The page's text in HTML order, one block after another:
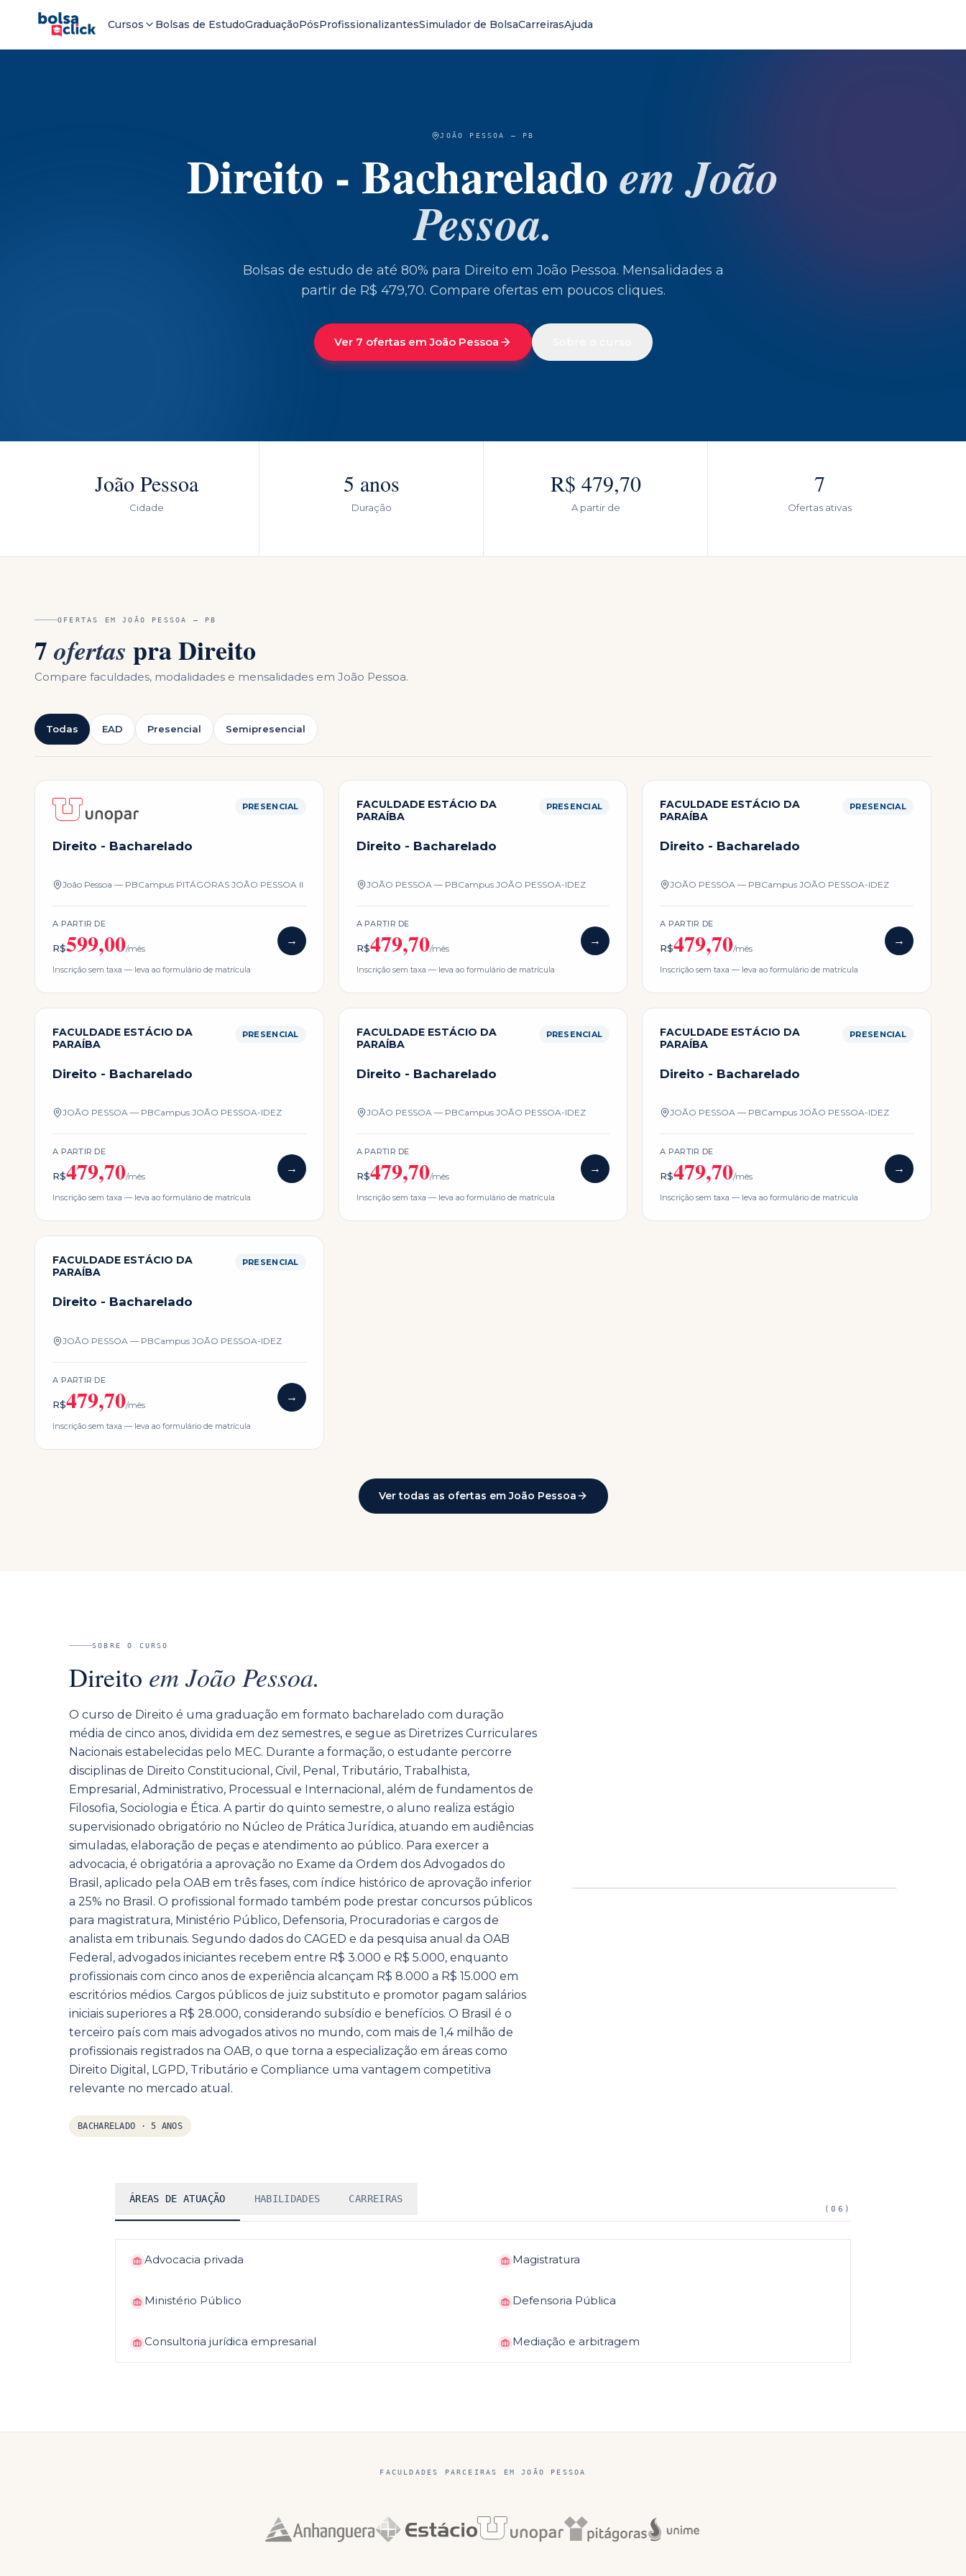
Cursos Bolsas de EstudoGraduaçãoPósProfissionalizantesSimulador de BolsaCarreirasAjuda
JOÃO PESSOA — PB
Direito - BachareladoemJoão
Pessoa.
Bolsas de estudo de até 80% para Direito em João Pessoa. Mensalidades a
partir de R$ 479,70. Compare ofertas em poucos cliques.
Ver 7 ofertas em João Pessoa
João Pessoa
Cidade
5 anos
Duração
R$ 479,70
A partir de
7
Ofertas ativas
OFERTAS EMJOÃO PESSOA — PB
7ofertas praDireito
Compare faculdades, modalidades e mensalidades em João Pessoa.
Todas EAD Presencial Semipresencial
PRESENCIAL
Direito - Bacharelado
João Pessoa — PBCampus PITÁGORAS JOÃO PESSOA II
A PARTIR DE
R$599,00/mês
→
Inscrição sem taxa — leva ao formulário de matrícula
FACULDADE ESTÁCIO DA
PARAÍBA
PRESENCIAL
Direito - Bacharelado
JOÃO PESSOA — PBCampus JOÃO PESSOA-IDEZ
A PARTIR DE
R$479,70/mês
→
Inscrição sem taxa — leva ao formulário de matrícula
FACULDADE ESTÁCIO DA
PARAÍBA
PRESENCIAL
Direito - Bacharelado
JOÃO PESSOA — PBCampusJOÃO PESSOA-IDEZ
A PARTIR DE
R$479,70/mês
→
Inscrição sem taxa — leva ao formulário de matrícula
FACULDADE ESTÁCIO DA
PARAÍBA
PRESENCIAL
Direito - Bacharelado
JOÃO PESSOA — PBCampus JOÃO PESSOA-IDEZ
A PARTIR DE
R$479,70/mês
→
Inscrição sem taxa — leva ao formulário de matrícula
FACULDADE ESTÁCIO DA
PARAÍBA
PRESENCIAL
Direito - Bacharelado
JOÃO PESSOA — PBCampus JOÃO PESSOA-IDEZ
A PARTIR DE
R$479,70/mês
→
Inscrição sem taxa — leva ao formulário de matrícula
FACULDADE ESTÁCIO DA
PARAÍBA
PRESENCIAL
Direito - Bacharelado
JOÃO PESSOA — PBCampusJOÃO PESSOA-IDEZ
A PARTIR DE
R$479,70/mês
→
Inscrição sem taxa — leva ao formulário de matrícula
FACULDADE ESTÁCIO DA
PARAÍBA
PRESENCIAL
Direito - Bacharelado
JOÃO PESSOA — PBCampus JOÃO PESSOA-IDEZ
A PARTIR DE
R$479,70/mês
→
Inscrição sem taxa — leva ao formulário de matrícula
Ver todas as ofertas emJoão Pessoa
SOBRE O CURSO
Direito em João Pessoa.
O curso de Direito é uma graduação em formato bacharelado com duração
média de cinco anos, dividida em dez semestres, e segue as Diretrizes Curriculares
Nacionais estabelecidas pelo MEC. Durante a formação, o estudante percorre
disciplinas de Direito Constitucional, Civil, Penal, Tributário, Trabalhista,
Empresarial, Administrativo, Processual e Internacional, além de fundamentos de
Filosofia, Sociologia e Ética. A partir do quinto semestre, o aluno realiza estágio
supervisionado obrigatório no Núcleo de Prática Jurídica, atuando em audiências
simuladas, elaboração de peças e atendimento ao público. Para exercer a
advocacia, é obrigatória a aprovação no Exame da Ordem dos Advogados do
Brasil, aplicado pela OAB em três fases, com índice histórico de aprovação inferior
a 25% no Brasil. O profissional formado também pode prestar concursos públicos
para magistratura, Ministério Público, Defensoria, Procuradorias e cargos de
analista em tribunais. Segundo dados do CAGED e da pesquisa anual da OAB
Federal, advogados iniciantes recebem entre R$ 3.000 e R$ 5.000, enquanto
profissionais com cinco anos de experiência alcançam R$ 8.000 a R$ 15.000 em
escritórios médios. Cargos públicos de juiz substituto e promotor pagam salários
iniciais superiores a R$ 28.000, considerando subsídio e benefícios. O Brasil é o
terceiro país com mais advogados ativos no mundo, com mais de 1,4 milhão de
profissionais registrados na OAB, o que torna a especialização em áreas como
Direito Digital, LGPD, Tributário e Compliance uma vantagem competitiva
relevante no mercado atual.
BACHARELADO ·5 ANOS
ÁREAS DE ATUAÇÃO HABILIDADES CARREIRAS
(06 )
Advocacia privada Magistratura
Ministério Público Defensoria Pública
Consultoria jurídica empresarial Mediação e arbitragem
FACULDADES PARCEIRAS EMJOÃO PESSOA